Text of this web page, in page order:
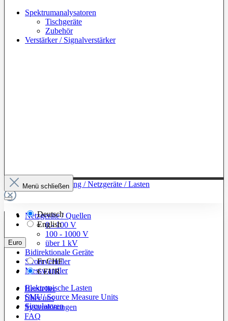
Spektrumanalysatoren
Tischgeräte
Zubehör
Verstärker / Signalverstärker
Zur Kategorie: Leistung / Netzgeräte / Lasten
Netzgeräte / Quellen
0 - 100 V
100 - 1000 V
über 1 kV
Bidirektionale Geräte
Stromverteiler
Messwandler
Elektronische Lasten
SMU/ Source Measure Units
Simulatoren
Menü schließen
Deutsch
English
Euro
FrCHF
€EUR
Hersteller
Über uns
Systemlösungen
FAQ